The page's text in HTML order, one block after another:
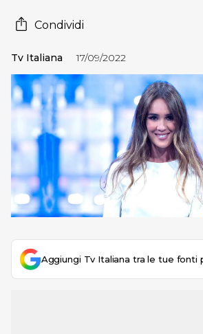
Condividi
Tv Italiana 17/09/2022
Aggiungi Tv Italiana tra le tue fonti